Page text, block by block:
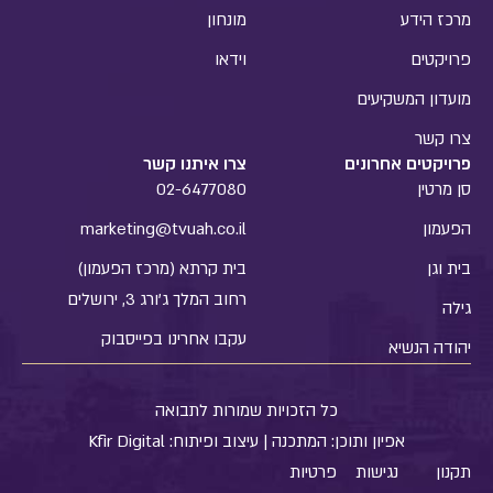
חכירה ל־98 שנה ולא את הקרקע עצמה, כאשר
הקבלנים משלמים לה סכומי עתק עבור זכויות הבנייה.
מרכז הידע
פרויקטים
מועדון המשקיעים
צרו קשר
מונחון
וידאו
פרויקטים אחרונים
סן מרטין
הפעמון
בית וגן
גילה
יהודה הנשיא
צרו איתנו קשר
02-6477080
marketing@tvuah.co.il
בית קרתא (מרכז הפעמון)
רחוב המלך ג'ורג 3, ירושלים
עקבו אחרינו בפייסבוק
כל הזכויות שמורות לתבואה
תקנון נגישות פרטיות
אפיון ותוכן: המתכנה | עיצוב ופיתוח: Kfir Digital